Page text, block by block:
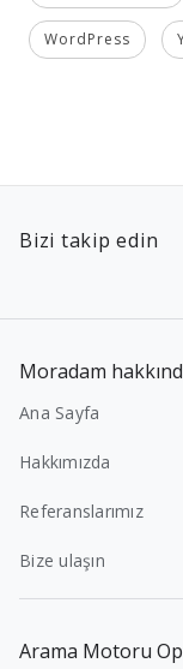
WordPress
Bizi takip edin
Moradam
Ana Sayfa
Hakkımızda
Referanslarımız
Bize ulaşın
Arama Motoru